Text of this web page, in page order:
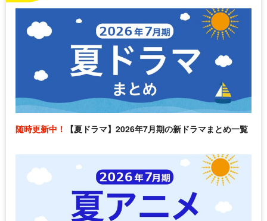
随時更新中！ 【夏ドラマ】2026年7月期の新ドラマまとめ一覧